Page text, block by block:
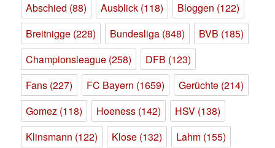
Abschied (88) Ausblick (118) Bloggen (122)
Breitnigge (228) Bundesliga (848) BVB (185)
Championsleague (258) DFB (123)
Fans (227) FC Bayern (1659) Gerüchte (214)
Gomez (118) Hoeness (142) HSV (138)
Klinsmann (122) Klose (132) Lahm (155)